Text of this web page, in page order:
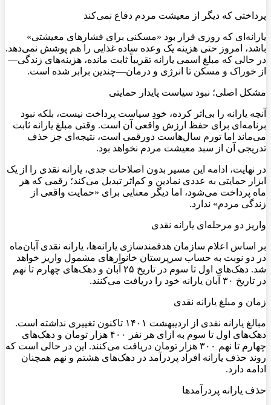
پرداختی که دیگر از معیشت مردم دفاع نمی‌کند
یارانه‌ای که روزی قرار بود «مسکنی برای فشارهای معیشتی»
باشد، امروز حتی هزینه یک وعده ساده غذایی را هم پوشش نمی‌دهد.
در حالی که مبلغ اسمی یارانه تقریباً ثابت مانده، هزینه‌های زندگی—
از خوراک و مسکن تا انرژی و درمان—چندین برابر شده است.
مشکل اصلی؛ نبود سیاست پایدار حمایتی
آنچه یارانه را بی‌اثر کرده، خودِ سیاست پرداخت نیست، بلکه نبود
برنامه‌ای برای حفظ ارزش واقعی آن است. وقتی مبلغ یارانه ثابت
می‌ماند اما تورم سال‌هاست دو‌رقمی است، نتیجه‌ای جز حذف
تدریجی آن از سبد معیشت مردم نخواهد بود.
در نهایت، ادامه این مسیر بدون اصلاحات جدی، یارانه نقدی را از یک
ابزار حمایتی به عددی نمادین و کم‌اثر تبدیل می‌کند؛ رقمی که هر
ماه پرداخت می‌شود، اما دیگر معنایی برای «حمایت واقعی از
زندگی مردم» ندارد.
واریز دو مرحله‌ای یارانه نقدی
بر اساس اعلام سازمان هدفمندسازی یارانه‌ها، یارانه نقدی آبان‌ماه
در دو نوبت به حساب سرپرستان خانوارهای مشمول واریز خواهد
شد. دهک‌های اول تا سوم در تاریخ ۲۵ آبان و دهک‌های چهارم تا نهم
در تاریخ ۳۰ آبان یارانه خود را دریافت می‌کنند.
زمان و مبلغ یارانه نقدی
مبالغ یارانه نقدی از اردیبهشت ۱۴۰۱ تاکنون تغییری نداشته است.
دهک‌های اول تا سوم به ازای هر نفر ۴۰۰ هزار تومان و دهک‌های
چهارم تا نهم ۳۰۰ هزار تومان دریافت می‌کنند. این در حالی است که
روند حذف یارانه افراد پردرآمد در دهک‌های هشتم و نهم همچنان
ادامه دارد.
حذف یارانه پردرآمدها